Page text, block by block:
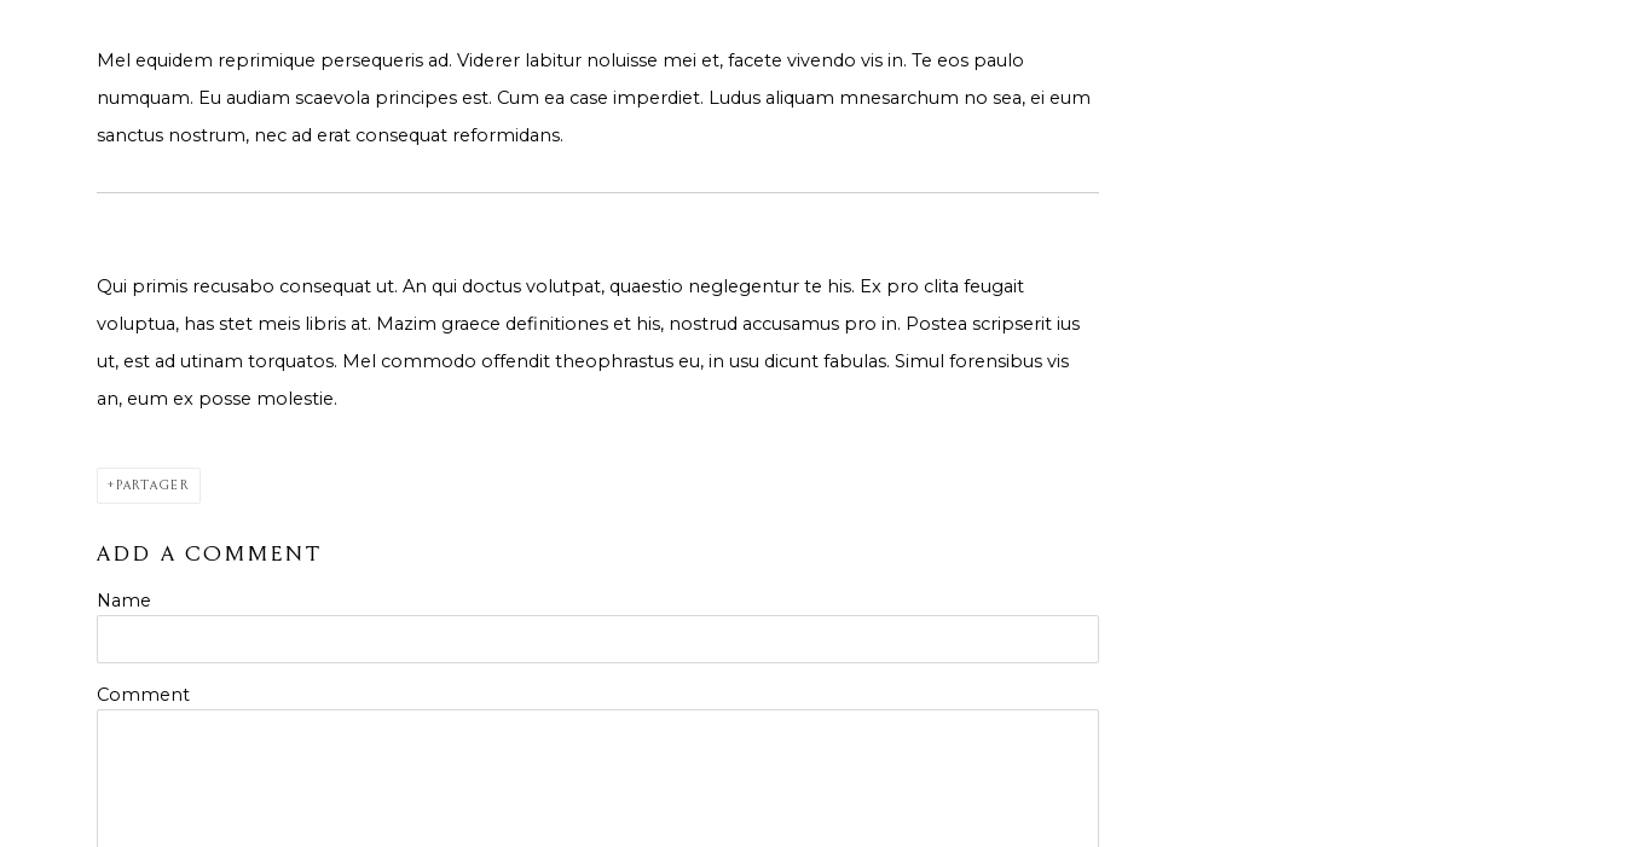
Mel equidem reprimique persequeris ad. Viderer labitur noluisse mei et, facete vivendo vis in. Te eos paulo
numquam. Eu audiam scaevola principes est. Cum ea case imperdiet. Ludus aliquam mnesarchum no sea, ei eum
sanctus nostrum, nec ad erat consequat reformidans.
Qui primis recusabo consequat ut. An qui doctus volutpat, quaestio neglegentur te his. Ex pro clita feugait
voluptua, has stet meis libris at. Mazim graece definitiones et his, nostrud accusamus pro in. Postea scripserit ius
ut, est ad utinam torquatos. Mel commodo offendit theophrastus eu, in usu dicunt fabulas. Simul forensibus vis
an, eum ex posse molestie.
PARTAGER
ADD A COMMENT
Name
Comment